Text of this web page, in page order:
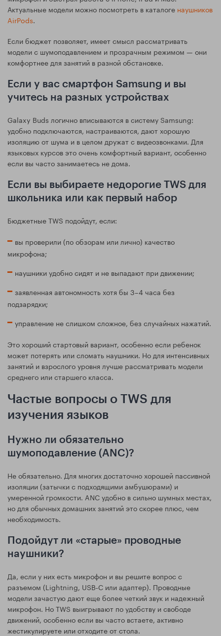
Актуальные модели можно посмотреть в каталоге наушников
AirPods.
Если бюджет позволяет, имеет смысл рассматривать
модели с шумоподавлением и прозрачным режимом — они
комфортнее для занятий в разной обстановке.
Если у вас смартфон Samsung и вы
учитесь на разных устройствах
Galaxy Buds логично вписываются в систему Samsung:
удобно подключаются, настраиваются, дают хорошую
изоляцию от шума и в целом дружат с видеозвонками. Для
языковых курсов это очень комфортный вариант, особенно
если вы часто занимаетесь не дома.
Если вы выбираете недорогие TWS для
школьника или как первый набор
Бюджетные TWS подойдут, если:
вы проверили (по обзорам или лично) качество
микрофона;
наушники удобно сидят и не выпадают при движении;
заявленная автономность хотя бы 3–4 часа без
подзарядки;
управление не слишком сложное, без случайных нажатий.
Это хороший стартовый вариант, особенно если ребенок
может потерять или сломать наушники. Но для интенсивных
занятий и взрослого уровня лучше рассматривать модели
среднего или старшего класса.
Частые вопросы о TWS для
изучения языков
Нужно ли обязательно
шумоподавление (ANC)?
Не обязательно. Для многих достаточно хорошей пассивной
изоляции (затычки с подходящими амбушюрами) и
умеренной громкости. ANC удобно в сильно шумных местах,
но для обычных домашних занятий это скорее плюс, чем
необходимость.
Подойдут ли «старые» проводные
наушники?
Да, если у них есть микрофон и вы решите вопрос с
разъемом (Lightning, USB‑C или адаптер). Проводные
модели зачастую дают еще более четкий звук и надежный
микрофон. Но TWS выигрывают по удобству и свободе
движений, особенно если вы часто встаете, активно
жестикулируете или отходите от стола.